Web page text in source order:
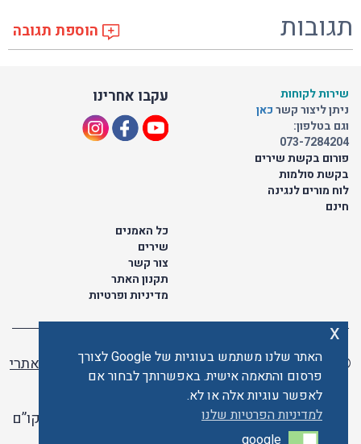
תגובות הוספת תגובה
עקבו אחרינו
שירות לקוחות
ניתן ליצור קשרכאן
וגם בטלפון:
073-7284204
פורום בקשת שירים
בקשת סולמות
לוח מורים לנגינה
חינם
כל האמנים
שירים
צור קשר
תקנון האתר
מדיניות ופרטיות
© כל הזכויות שמורות לתו ישראלי | ליאור מזור -
בניית אתרי
וורדפרס
האתר פועל ברשיון אקו”ם
האתר שלנו משתמש בעוגיות של Google לצורך
פרסום והתאמה אישית. באפשרותך לבחור אם
לאפשר עוגיות אלה או לא.
למדיניות הפרטיות שלנו
google
x